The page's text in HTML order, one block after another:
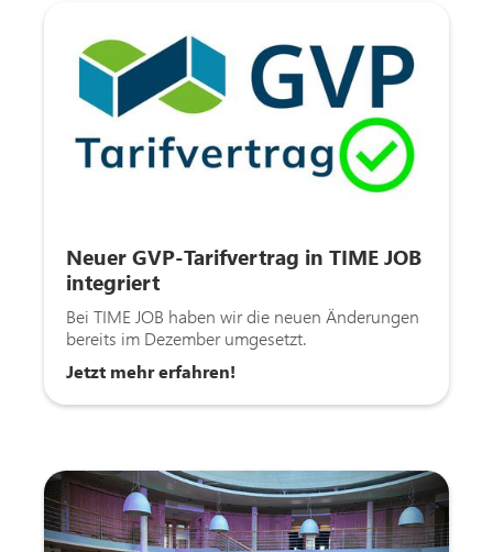
Neuer GVP-Tarifvertrag in TIME JOB
integriert
Bei TIME JOB haben wir die neuen Änderungen
bereits im Dezember umgesetzt.
Jetzt mehr erfahren!